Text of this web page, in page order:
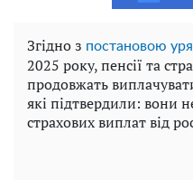
Згідно з постановою
2025 року, пенсії та
продовжать
які підтвердили: вони
страхових виплат від